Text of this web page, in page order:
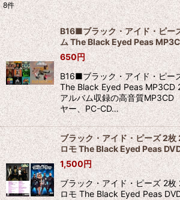
表示数:
並び順:
絞り込む
8件
B16■ブラック・アイド・ピー
ム The Black Eyed Peas
650円
B16■ブラック・アイド・ピー
The Black Eyed Peas MP3CD
アルバム収録の高音質MP3CD
ヤー、PC-CD…
ブラック・アイド・ピーズ 2
ロモ The Black Eyed Peas
1,500円
ブラック・アイド・ピーズ 2
ロモ The Black Eyed Peas